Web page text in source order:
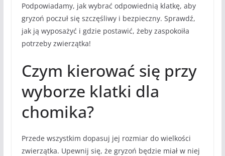
Podpowiadamy, jak wybrać odpowiednią klatkę, aby
gryzoń poczuł się szczęśliwy i bezpieczny. Sprawdź,
jak ją wyposażyć i gdzie postawić, żeby zaspokoiła
potrzeby zwierzątka!
Czym kierować się przy
wyborze klatki dla
chomika?
Przede wszystkim dopasuj jej rozmiar do wielkości
zwierzątka. Upewnij się, że gryzoń będzie miał w niej